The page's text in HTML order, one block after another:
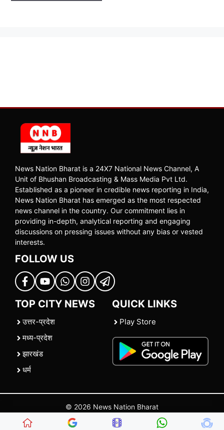
News Nation Bharat is a 24X7 National News Channel, A
Unit of Bhushan Broadcasting & Mass Media Pvt Ltd.
Established as a pioneer in credible news reporting in India,
News Nation Bharat has emerged as the most respected
news channel in the country. Our commitment lies in
providing in-depth, analytical reporting and engaging
discussions on pressing issues without any bias or vested
interests.
FOLLOW US
TOP CITY NEWS
उत्तर-प्रदेश
मध्य-प्रदेश
झारखंड
धर्म
QUICK LINKS
Play Store
© 2026 News Nation Bharat
Home| |Contact Us |Policies Terms and Conditions